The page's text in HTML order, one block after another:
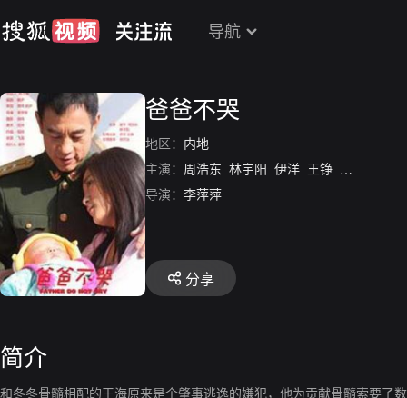
导航
爸爸不哭
地区： 内地
主演： 周浩东 林宇阳 伊洋 王铮 阿尔法
导演： 李萍萍
分享
简介
和冬冬骨髓相配的王海原来是个肇事逃逸的嫌犯，他为贡献骨髓索要了